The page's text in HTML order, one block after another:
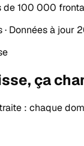
de100 000
Données à jour
ça
: chaque